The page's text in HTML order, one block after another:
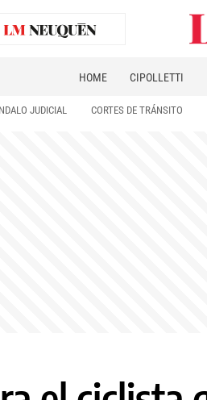
HOME CIPOLLETTI
JUDICIAL CORTES DE TRÁNSITO